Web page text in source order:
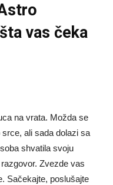
vas čeka
na vrata. Možda se
ali sada dolazi sa
shvatila svoju
Zvezde vas
Sačekajte, poslušajte